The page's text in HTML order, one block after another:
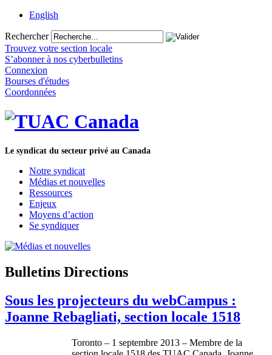
English
Rechercher
Trouvez votre section locale
S’abonner à nos cyberbulletins
Connexion
Bourses d'études
Coordonnées
Le syndicat du secteur privé au Canada
Notre syndicat
Médias et nouvelles
Ressources
Enjeux
Moyens d’action
Se syndiquer
Bulletins Directions
Sous les projecteurs du webCampus :
Joanne Rebagliati, section locale 1518
Toronto – 1 septembre 2013 – Membre de la